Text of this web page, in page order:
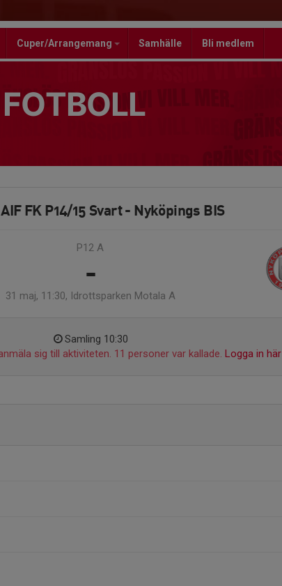
Cuper/Arrangemang Samhälle Bli medlem
FK P14/15 Svart - Nyköpings BIS
P12 A
-
31 maj, 11:30, Idrottsparken Motala A
Samling 10:30
sig till aktiviteten. 11 personer var kallade. Logga in här